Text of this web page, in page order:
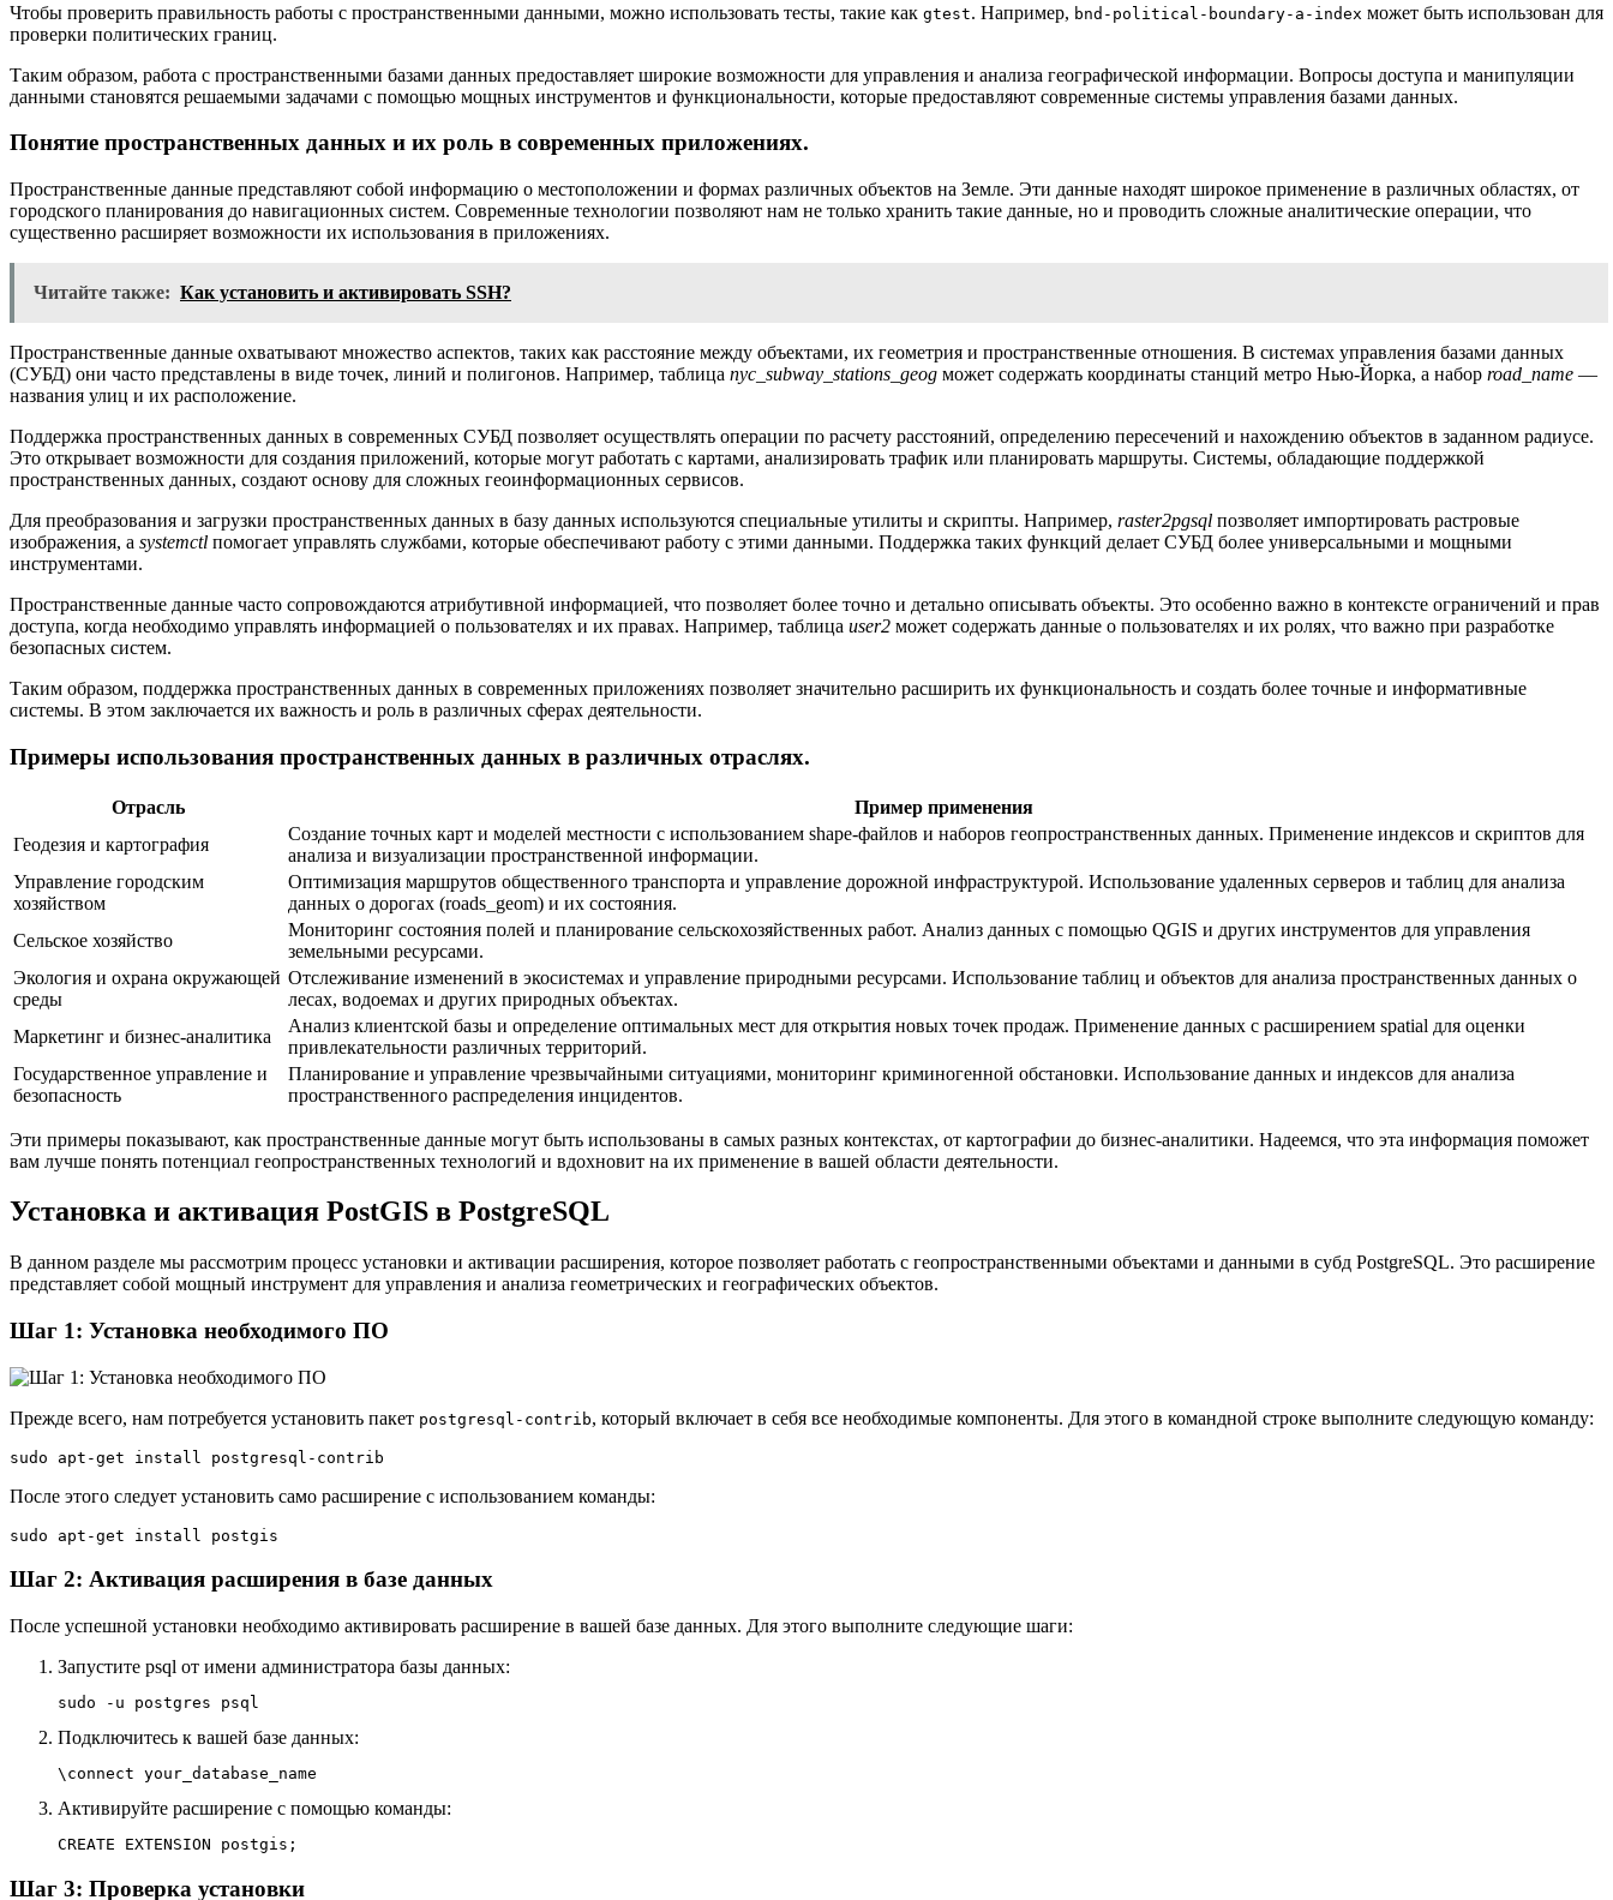
Чтобы проверить правильность работы с пространственными данными, можно использовать тесты, такие как gtest. Например, bnd-political-boundary-a-index может быть использован для
проверки политических границ.
Таким образом, работа с пространственными базами данных предоставляет широкие возможности для управления и анализа географической информации. Вопросы доступа и манипуляции
данными становятся решаемыми задачами с помощью мощных инструментов и функциональности, которые предоставляют современные системы управления базами данных.
Понятие пространственных данных и их роль в современных приложениях.
Пространственные данные представляют собой информацию о местоположении и формах различных объектов на Земле. Эти данные находят широкое применение в различных областях, от
городского планирования до навигационных систем. Современные технологии позволяют нам не только хранить такие данные, но и проводить сложные аналитические операции, что
существенно расширяет возможности их использования в приложениях.
Читайте также: Как установить и активировать SSH?
Пространственные данные охватывают множество аспектов, таких как расстояние между объектами, их геометрия и пространственные отношения. В системах управления базами данных
(СУБД) они часто представлены в виде точек, линий и полигонов. Например, таблица nyc_subway_stations_geog может содержать координаты станций метро Нью-Йорка, а набор road_name —
названия улиц и их расположение.
Поддержка пространственных данных в современных СУБД позволяет осуществлять операции по расчету расстояний, определению пересечений и нахождению объектов в заданном радиусе.
Это открывает возможности для создания приложений, которые могут работать с картами, анализировать трафик или планировать маршруты. Системы, обладающие поддержкой
пространственных данных, создают основу для сложных геоинформационных сервисов.
Для преобразования и загрузки пространственных данных в базу данных используются специальные утилиты и скрипты. Например, raster2pgsql позволяет импортировать растровые
изображения, а systemctl помогает управлять службами, которые обеспечивают работу с этими данными. Поддержка таких функций делает СУБД более универсальными и мощными
инструментами.
Пространственные данные часто сопровождаются атрибутивной информацией, что позволяет более точно и детально описывать объекты. Это особенно важно в контексте ограничений и прав
доступа, когда необходимо управлять информацией о пользователях и их правах. Например, таблица user2 может содержать данные о пользователях и их ролях, что важно при разработке
безопасных систем.
Таким образом, поддержка пространственных данных в современных приложениях позволяет значительно расширить их функциональность и создать более точные и информативные
системы. В этом заключается их важность и роль в различных сферах деятельности.
Примеры использования пространственных данных в различных отраслях.
Отрасль
Пример применения
Геодезия и картография
Создание точных карт и моделей местности с использованием shape-файлов и наборов геопространственных данных. Применение индексов и скриптов для
анализа и визуализации пространственной информации.
Управление городским
хозяйством
Оптимизация маршрутов общественного транспорта и управление дорожной инфраструктурой. Использование удаленных серверов и таблиц для анализа
данных о дорогах (roads_geom) и их состояния.
Сельское хозяйство
Мониторинг состояния полей и планирование сельскохозяйственных работ. Анализ данных с помощью QGIS и других инструментов для управления
земельными ресурсами.
Экология и охрана окружающей
среды
Отслеживание изменений в экосистемах и управление природными ресурсами. Использование таблиц и объектов для анализа пространственных данных о
лесах, водоемах и других природных объектах.
Маркетинг и бизнес-аналитика
Анализ клиентской базы и определение оптимальных мест для открытия новых точек продаж. Применение данных с расширением spatial для оценки
привлекательности различных территорий.
Государственное управление и
безопасность
Планирование и управление чрезвычайными ситуациями, мониторинг криминогенной обстановки. Использование данных и индексов для анализа
пространственного распределения инцидентов.
Эти примеры показывают, как пространственные данные могут быть использованы в самых разных контекстах, от картографии до бизнес-аналитики. Надеемся, что эта информация поможет
вам лучше понять потенциал геопространственных технологий и вдохновит на их применение в вашей области деятельности.
Установка и активация PostGIS в PostgreSQL
В данном разделе мы рассмотрим процесс установки и активации расширения, которое позволяет работать с геопространственными объектами и данными в субд PostgreSQL. Это расширение
представляет собой мощный инструмент для управления и анализа геометрических и географических объектов.
Шаг 1: Установка необходимого ПО
Прежде всего, нам потребуется установить пакет postgresql-contrib, который включает в себя все необходимые компоненты. Для этого в командной строке выполните следующую команду:
sudo apt-get install postgresql-contrib
После этого следует установить само расширение с использованием команды:
sudo apt-get install postgis
Шаг 2: Активация расширения в базе данных
После успешной установки необходимо активировать расширение в вашей базе данных. Для этого выполните следующие шаги:
Запустите psql от имени администратора базы данных:
sudo -u postgres psql
Подключитесь к вашей базе данных:
\connect your_database_name
Активируйте расширение с помощью команды:
CREATE EXTENSION postgis;
Шаг 3: Проверка установки